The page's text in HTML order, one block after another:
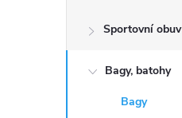
a
Sportovní obuv
Bagy, batohy
Bagy